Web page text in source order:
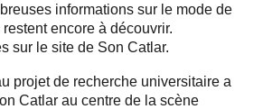
informations sur le mode de
encore à découvrir.
sur le site de Son Catlar.
projet de recherche universitaire a
Catlar au centre de la scène